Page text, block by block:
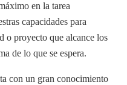
en la tarea
capacidades para
o proyecto que alcance los
de lo que se espera.
con un gran conocimiento